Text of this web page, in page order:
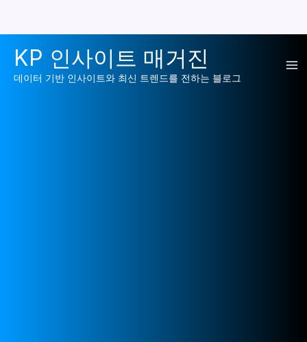
KP 인사이트 매거진
데이터 기반 인사이트와 최신 트렌드를 전하는 블로그